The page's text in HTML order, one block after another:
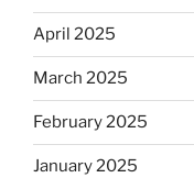
April 2025
March 2025
February 2025
January 2025